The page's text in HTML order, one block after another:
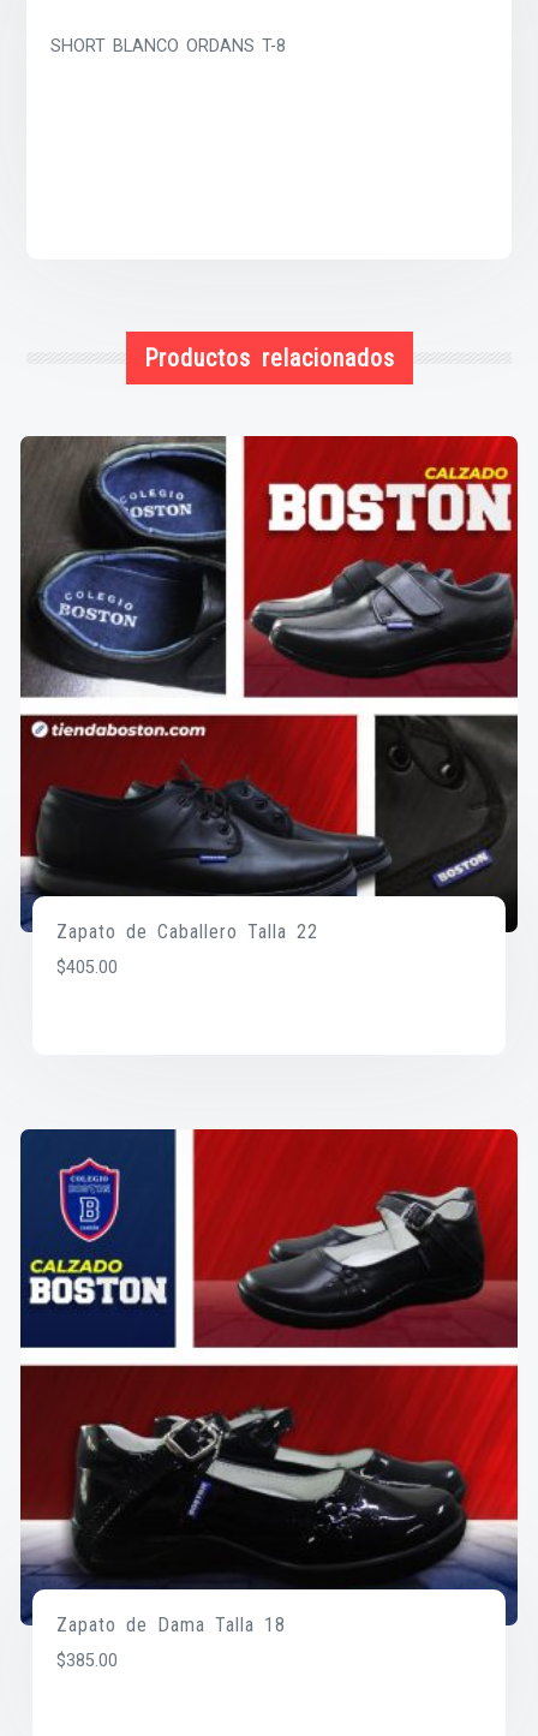
SHORT BLANCO ORDANS T-8
Productos relacionados
Zapato de Caballero Talla 22
$405.00
Zapato de Dama Talla 18
$385.00